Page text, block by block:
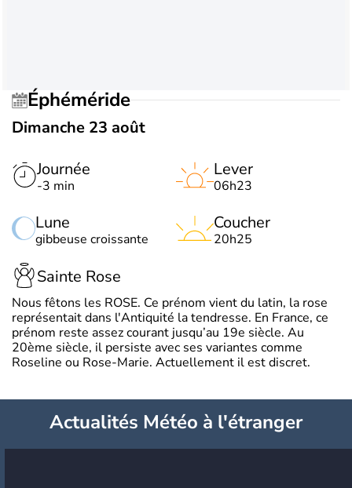
Éphéméride
Dimanche 23 août
Journée
-3 min
Lune
gibbeuse croissante
Lever
06h23
Coucher
20h25
Sainte Rose
Nous fêtons les ROSE. Ce prénom vient du latin, la rose
représentait dans l'Antiquité la tendresse. En France, ce
prénom reste assez courant jusqu’au 19e siècle. Au
20ème siècle, il persiste avec ses variantes comme
Roseline ou Rose-Marie. Actuellement il est discret.
Actualités Météo à l'étranger